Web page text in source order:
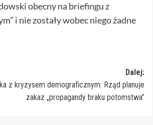
obecny na briefingu z
i nie zostały wobec niego żadne
Dalej:
z kryzysem demograficznym: Rząd planuje
zakaz „propagandy braku potomstwa”